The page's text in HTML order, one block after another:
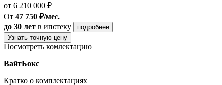
от 6 210 000 ₽
От 47 750 ₽/мес.
до 30 лет в ипотеку
подробнее
Узнать точную цену
Посмотреть комлектацию
ВайтБокс
Кратко о комплектациях